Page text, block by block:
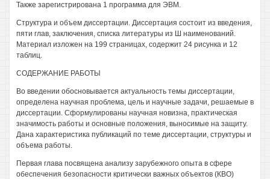
Также зарегистрирована 1 программа для ЭВМ.
Структура и объем диссертации. Диссертация состоит из введения,
пяти глав, заключения, списка литературы из Ш наименований.
Материал изложен на 199 страницах, содержит 24 рисунка и 12
таблиц.
СОДЕРЖАНИЕ РАБОТЫ
Во введении обосновывается актуальность темы диссертации,
определена научная проблема, цель и научные задачи, решаемые в
диссертации. Сформулированы научная новизна, практическая
значимость работы и основные положения, выносимые на защиту.
Дана характеристика публикаций по теме диссертации, структуры и
объема работы.
Первая глава посвящена анализу зарубежного опыта в сфере
обеспечения безопасности критически важных объектов (КВО)